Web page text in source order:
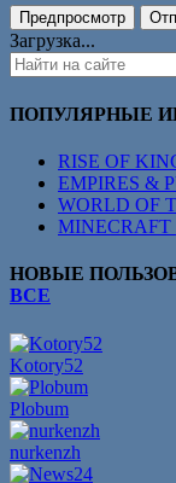
Загрузка...
ПОПУЛЯРНЫЕ
RISE OF
EMPIRES &
WORLD OF
НОВЫЕ
ВСЕ
Kotory52
Plobum
nurkenzh